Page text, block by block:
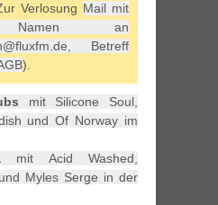
Verlosung Mail mit
Namen an
Betreff
).
mit Silicone Soul,
und Of Norway im
mit Acid Washed,
Myles Serge in der